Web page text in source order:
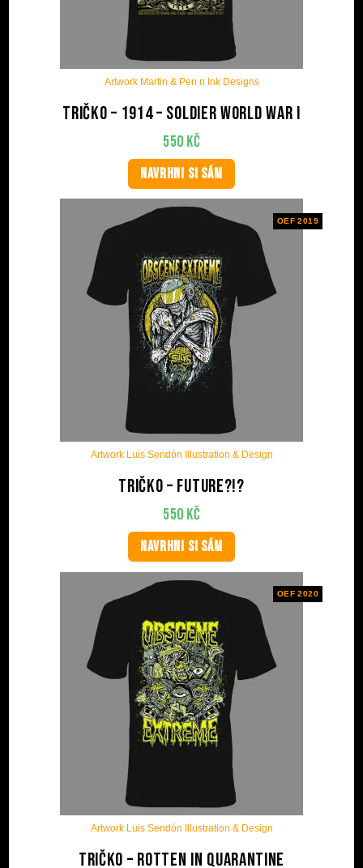
Artwork Martin & Pen n Ink Designs
Tričko – 1914 – Soldier World War I
550 Kč
NAVRHNI SI SÁM
OEF 2019
Artwork Luis Sendón Illustration & Design
Tričko – Future?!?
550 Kč
NAVRHNI SI SÁM
OEF 2020
Artwork Luis Sendón Illustration & Design
Tričko – Rotten in quarantine